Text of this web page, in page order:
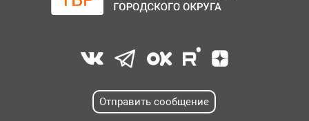
Отправить сообщение